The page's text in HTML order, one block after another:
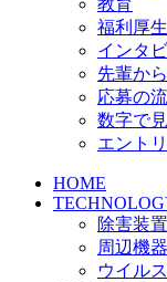
教育
福利厚生
インタ
先輩か
応募の
数字で
エント
HOME
除害装
周辺機
ウイル